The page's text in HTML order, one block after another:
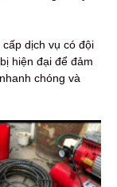
dịch vụ có đội
hiện đại để đảm
chóng và